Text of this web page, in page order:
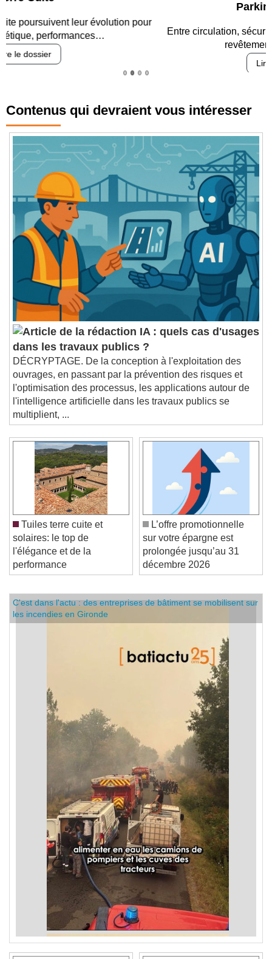
Entre circulation, sécurisation des accès, durabilité des
Contenus qui devraient vous intéresser
IA : quels cas d'usages
dans les travaux publics ?
DÉCRYPTAGE. De la conception à l'exploitation des
ouvrages, en passant par la prévention des risques et
l'optimisation des processus, les applications autour de
l'intelligence artificielle dans les travaux publics se
multiplient, ...
Tuiles terre cuite et
solaires: le top de
l'élégance et de la
performance
L’offre promotionnelle
sur votre épargne est
prolongée jusqu’au 31
décembre 2026
C'est dans l'actu : des entreprises de bâtiment se mobilisent sur
les incendies en Gironde